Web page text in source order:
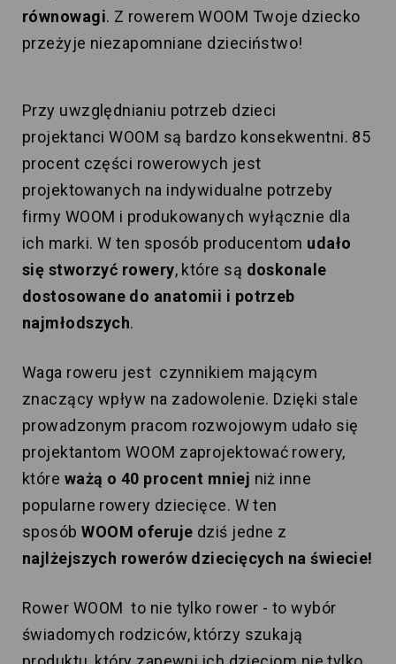
równowagi. Z rowerem WOOM Twoje dziecko
przeżyje niezapomniane dzieciństwo!
Przy uwzględnianiu potrzeb dzieci
projektanci WOOM są bardzo konsekwentni. 85
procent części rowerowych jest
projektowanych na indywidualne potrzeby
firmy WOOM i produkowanych wyłącznie dla
ich marki. W ten sposób producentom udało
się stworzyć rowery, które są doskonale
dostosowane do anatomii i potrzeb
najmłodszych.
Waga roweru jest czynnikiem mającym
znaczący wpływ na zadowolenie. Dzięki stale
prowadzonym pracom rozwojowym udało się
projektantom WOOM zaprojektować rowery,
które ważą o 40 procent mniej niż inne
popularne rowery dziecięce. W ten
sposóbWOOM oferuje dziś jedne z
najlżejszych rowerów dziecięcych na świecie!
Rower WOOM to nie tylko rower - to wybór
świadomych rodziców, którzy szukają